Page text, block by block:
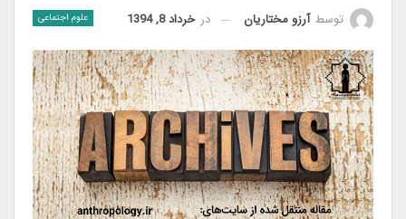
علوم اجتماعی توسطآرزو مختاریان درخرداد 8, 1394